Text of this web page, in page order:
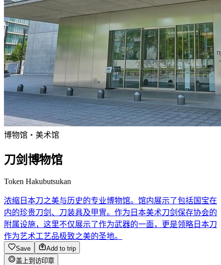
博物馆・美术馆
刀剑博物馆
Token Hakubutsukan
浓缩日本刀之美与历史的专业博物馆。馆内展示了包括国宝在
内的珍贵刀剑、刀装具及甲冑。作为日本美术刀剑保存协会的
附属设施，这里不仅展示了作为武器的一面，更是领略日本刀
作为艺术工艺品极致之美的圣地。
Save
Add to trip
盖上到访印章